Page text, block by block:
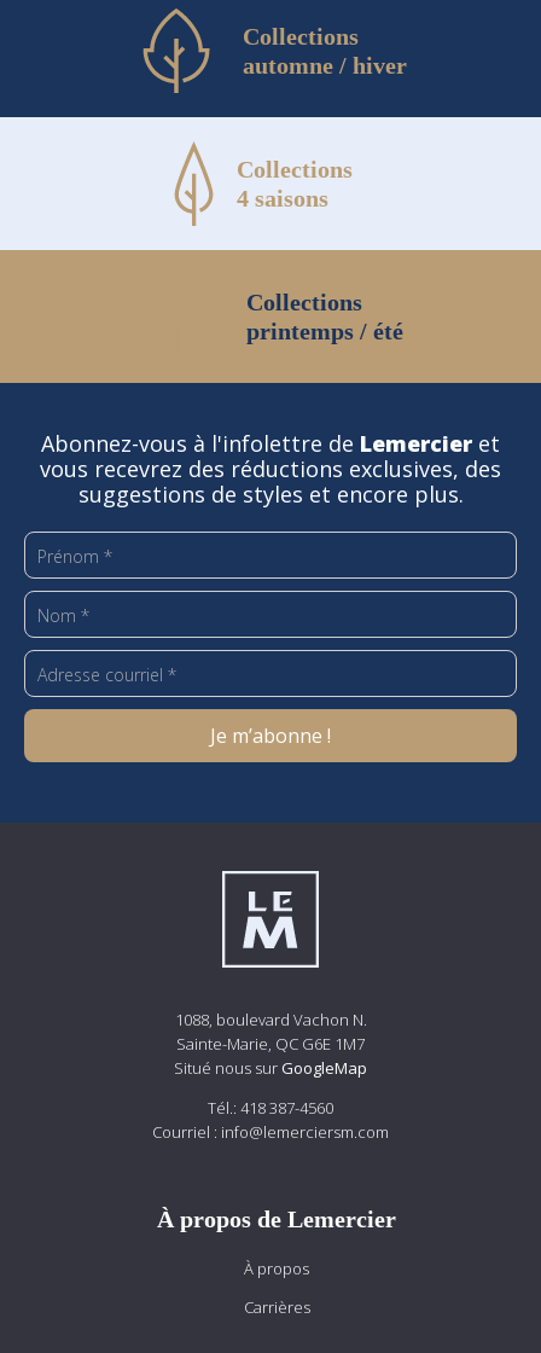
Collections
automne / hiver
Collections
4 saisons
Collections
printemps / été
Abonnez-vous à l'infolettre de Lemercier et
vous recevrez des réductions exclusives, des
suggestions de styles et encore plus.
1088, boulevard Vachon N.
Sainte-Marie, QC G6E 1M7
Situé nous sur GoogleMap
Tél.: 418 387-4560
Courriel : info@lemerciersm.com
À propos de Lemercier
À propos
Carrières